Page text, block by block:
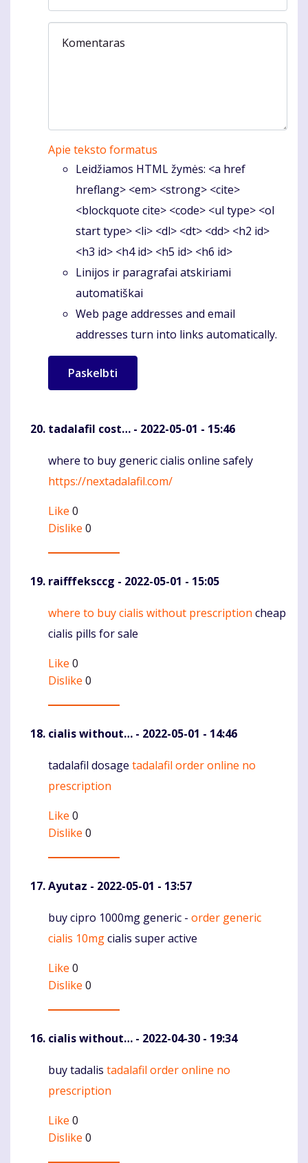
Komentaras
Apie teksto formatus
Leidžiamos HTML žymės: <a href
hreflang> <em> <strong> <cite>
<blockquote cite> <code> <ul type> <ol
start type> <li> <dl> <dt> <dd> <h2 id>
<h3 id> <h4 id> <h5 id> <h6 id>
Linijos ir paragrafai atskiriami
automatiškai
Web page addresses and email
addresses turn into links automatically.
tadalafil cost… - 2022-05-01 - 15:46
Komentaras
where to buy generic cialis online safely
https://nextadalafil.com/
Like 0
Dislike 0
raifffeksccg - 2022-05-01 - 15:05
Komentaras
where to buy cialis without prescription cheap
cialis pills for sale
Like 0
Dislike 0
cialis without… - 2022-05-01 - 14:46
Komentaras
tadalafil dosage tadalafil order online no
prescription
Like 0
Dislike 0
Ayutaz - 2022-05-01 - 13:57
Komentaras
buy cipro 1000mg generic - order generic
cialis 10mgcialis super active
Like 0
Dislike 0
cialis without… - 2022-04-30 - 19:34
Komentaras
buy tadalis tadalafil order online no
prescription
Like 0
Dislike 0